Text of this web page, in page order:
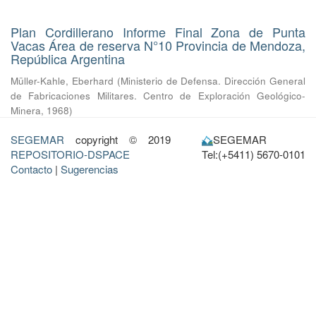
Plan Cordillerano Informe Final Zona de Punta
Vacas Área de reserva N°10 Provincia de Mendoza,
República Argentina
Müller-Kahle, Eberhard (Ministerio de Defensa. Dirección General
de Fabricaciones Militares. Centro de Exploración Geológico-
Minera, 1968)
SEGEMAR copyright © 2019
REPOSITORIO-DSPACE
Contacto | Sugerencias
SEGEMAR
Tel:(+5411) 5670-0101